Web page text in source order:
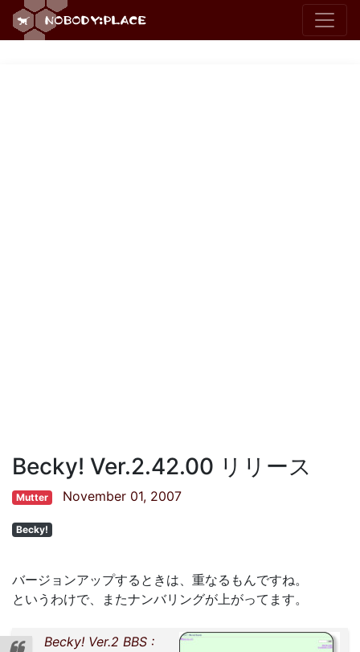
Becky! Ver.2.42.00 リリース
Mutter November 01, 2007
Becky!
バージョンアップするときは、重なるもんですね。
というわけで、またナンバリングが上がってます。
Becky! Ver.2 BBS :